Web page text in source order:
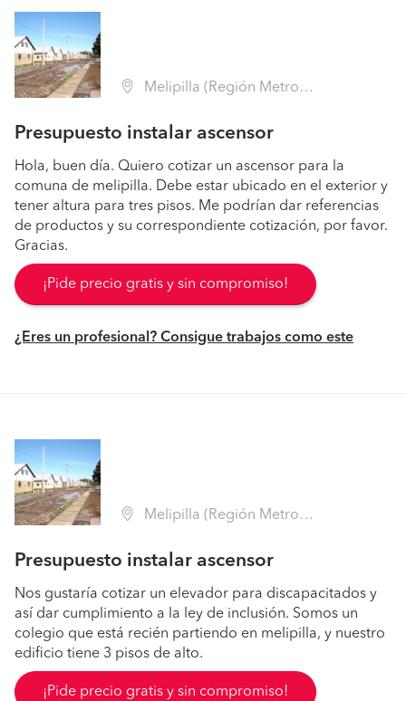
Melipilla (Región Metropolitana - Melipilla)
Presupuesto instalar ascensor
Hola, buen día. Quiero cotizar un ascensor para la
comuna de melipilla. Debe estar ubicado en el exterior y
tener altura para tres pisos. Me podrían dar referencias
de productos y su correspondiente cotización, por favor.
Gracias.
¡Pide precio gratis y sin compromiso!
¿Eres un profesional? Consigue trabajos como este
Melipilla (Región Metropolitana - Melipilla)
Presupuesto instalar ascensor
Nos gustaría cotizar un elevador para discapacitados y
así dar cumplimiento a la ley de inclusión. Somos un
colegio que está recién partiendo en melipilla, y nuestro
edificio tiene 3 pisos de alto.
¡Pide precio gratis y sin compromiso!